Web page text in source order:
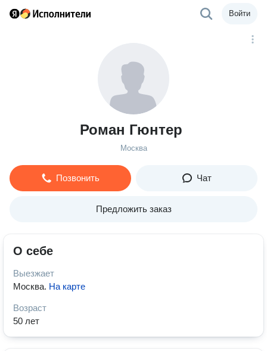
Войти
Роман Гюнтер
Москва
Позвонить Чат
Предложить заказ
О себе
Выезжает
Москва. На карте
Возраст
50 лет